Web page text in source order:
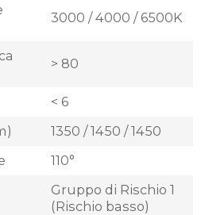
3000 / 4000 / 6500K
> 80
< 6
1350 / 1450 / 1450
110°
Gruppo di Rischio 1
(Rischio basso)